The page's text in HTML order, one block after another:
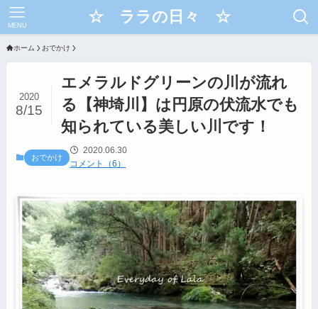
☆ ララの日々 ☆
MENU
ホーム おでかけ
エメラルドグリーンの川が流れ
る【神埼川】は円原の伏流水でも
知られている美しい川です！
2020
8/15
おでかけ
2020.06.30
コメント（6）